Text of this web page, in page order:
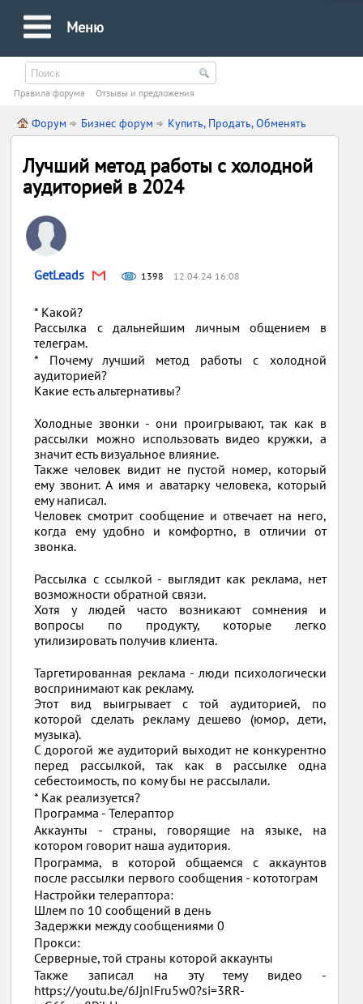
Меню
Правила форума Oтзывы и предложения
Форум Бизнес форум Купить, Продать, Обменять
Лучший метод работы с холодной
аудиторией в 2024
GetLeads 1398 12.04.24 16:08
* Какой?
Рассылка c дальнейшим личным общением в
телеграм.
* Почему лучший метод работы с холодной
аудиторией?
Какие есть альтернативы?
Холодные звонки - они проигрывают, так как в
рассылки можно использовать видео кружки, а
значит есть визуальное влияние.
Также человек видит не пустой номер, который
ему звонит. А имя и аватарку человека, который
ему написал.
Человек смотрит сообщение и отвечает на него,
когда ему удобно и комфортно, в отличии от
звонка.
Рассылка с ссылкой - выглядит как реклама, нет
возможности обратной связи.
Хотя у людей часто возникают сомнения и
вопросы по продукту, которые легко
утилизировать получив клиента.
Таргетированная реклама - люди психологически
воспринимают как рекламу.
Этот вид выигрывает с той аудиторией, по
которой сделать рекламу дешево (юмор, дети,
музыка).
С дорогой же аудиторий выходит не конкурентно
перед рассылкой, так как в рассылке одна
себестоимость, по кому бы не рассылали.
* Как реализуется?
Программа - Телераптор
Аккаунты - страны, говорящие на языке, на
котором говорит наша аудитория.
Программа, в которой общаемся с аккаунтов
после рассылки первого сообщения - кототограм
Настройки телераптора:
Шлем по 10 сообщений в день
Задержки между сообщениями 0
Прокси:
Серверные, той страны которой аккаунты
Также записал на эту тему видео -
https://youtu.be/6JjnIFru5w0?si=3RR-